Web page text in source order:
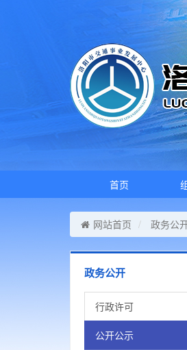
首页
网站首页 政务公
政务公开
行政许可
公开公示